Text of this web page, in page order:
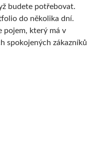
budete potřebovat.
do několika dní.
pojem, který má v
spokojených zákazníků